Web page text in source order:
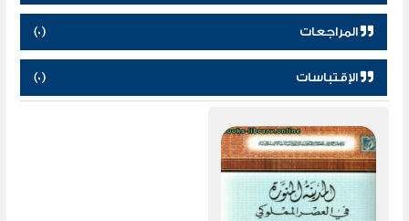
المراجعات (0)
الإقتباسات (0)